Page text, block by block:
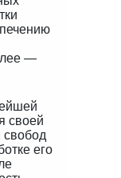
—
своей
свобод
его